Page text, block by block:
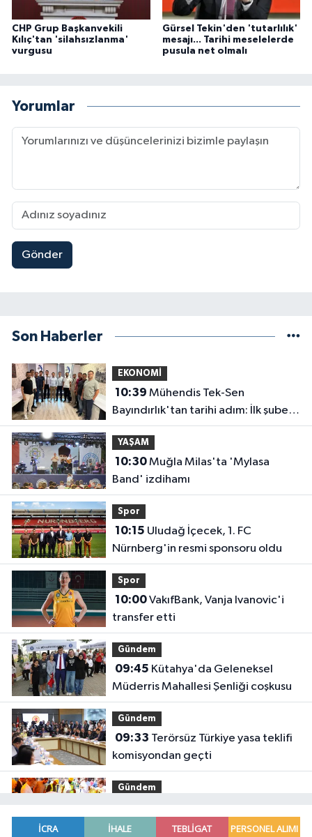
CHP Grup Başkanvekili
Kılıç'tan 'silahsızlanma'
vurgusu
Gürsel Tekin'den 'tutarlılık'
mesajı... Tarihi meselelerde
pusula net olmalı
Yorumlar
Gönder
Son Haberler
EKONOMİ
10:39
Bayındırlık'tan tarihi adım: İlk şube
Diyarbakır'da açıldı
YAŞAM
10:30Muğla Milas'ta 'Mylasa
Band' izdihamı
Spor
10:15
Nürnberg'in resmi sponsoru oldu
Spor
10:00VakıfBank, Vanja Ivanovic'i
transfer etti
Gündem
09:45
Müderris Mahallesi Şenliği coşkusu
Gündem
09:33
komisyondan geçti
Gündem
düzenleme